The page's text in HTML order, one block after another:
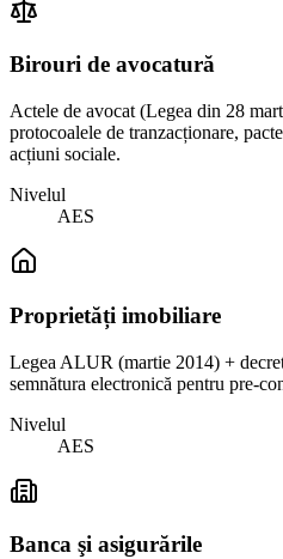
Birouri de avocatură
Actele de avocat (Legea din 28
protocoalele de tranzacționare,
acțiuni sociale.
Nivelul
AES
Proprietăți imobiliare
Legea ALUR (martie 2014) +
semnătura electronică pentru pre-
Nivelul
AES
Banca şi asigurările